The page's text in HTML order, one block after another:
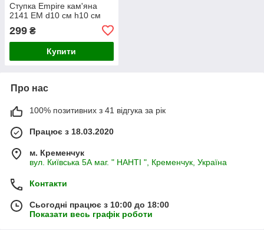
Ступка Empire кам'яна
2141 EM d10 см h10 см
299 ₴
Купити
Про нас
100% позитивних з 41 відгука за рік
Працює з 18.03.2020
м. Кременчук
вул. Київська 5А маг. " НАНТІ ", Кременчук, Україна
Контакти
Сьогодні працює з 10:00 до 18:00
Показати весь графік роботи